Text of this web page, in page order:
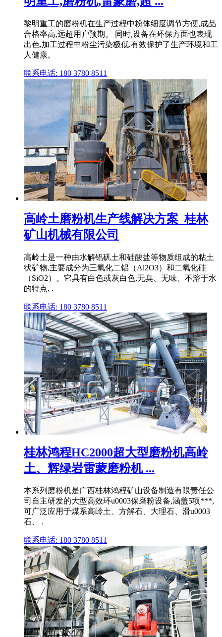
黎明重工的磨粉机在生产过程中粉体细度调节方便,成品
合格率高,远超用户预期。 同时,设备在环保方面也表现
出色,加工过程中粉尘污染极低,有效保护了生产环境和工
人健康。
联系电话: 180 3780 8511
高岭土磨粉机生产线解决方案_桂林
矿山机械有限公司
高岭土是一种由水解铝矾土和硅酸盐等物质组成的粘土
状矿物,主要成分为三氧化二铝（Al2O3）和二氧化硅
（SiO2）。它具有白色或灰白色,无臭、无味、不溶于水
的特点, .
联系电话: 180 3780 8511
桂林鸿程HC2000超大型磨粉机高岭
土、辉绿岩雷蒙磨粉机 ...
本系列磨粉机是广西桂林鸿程矿山设备制造有限责任公
司自主研发的大型高效环u0003保磨粉设备,涵盖5项***,
可广泛应用于煤系高岭土、方解石、大理石、滑u0003
石、 .
联系电话: 180 3780 8511